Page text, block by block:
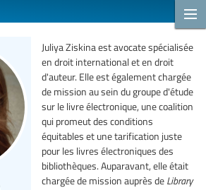
Juliya Ziskina est avocate spécialisée
en droit international et en droit
d'auteur. Elle est également chargée
de mission au sein du groupe d'étude
sur le livre électronique, une coalition
qui promeut des conditions
équitables et une tarification juste
pour les livres électroniques des
bibliothèques. Auparavant, elle était
chargée de mission auprès de Library